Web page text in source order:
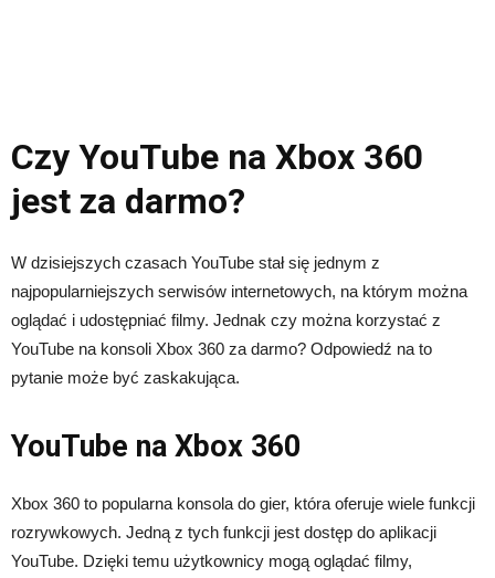
Czy YouTube na Xbox 360
jest za darmo?
W dzisiejszych czasach YouTube stał się jednym z
najpopularniejszych serwisów internetowych, na którym można
oglądać i udostępniać filmy. Jednak czy można korzystać z
YouTube na konsoli Xbox 360 za darmo? Odpowiedź na to
pytanie może być zaskakująca.
YouTube na Xbox 360
Xbox 360 to popularna konsola do gier, która oferuje wiele funkcji
rozrywkowych. Jedną z tych funkcji jest dostęp do aplikacji
YouTube. Dzięki temu użytkownicy mogą oglądać filmy,